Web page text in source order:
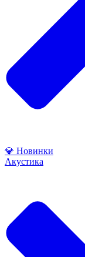
💎 Новинки
Акустика